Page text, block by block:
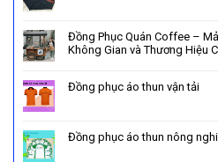
Đồng Phục Quán Coffee –
Không Gian và Thương Hiệu
Đồng phục áo thun vận tải
Đồng phục áo thun nông